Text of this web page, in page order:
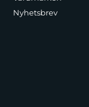
Nyhetsbrev